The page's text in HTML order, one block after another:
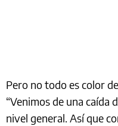
Pero no todo es color
“Venimos de una caída
nivel general. Así que